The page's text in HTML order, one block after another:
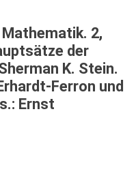
2,
der
K. Stein.
Ferron und
Ernst